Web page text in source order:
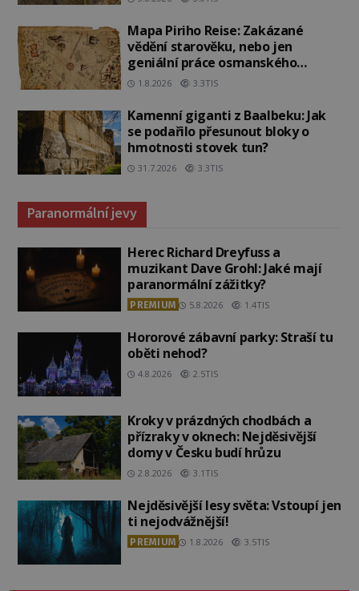
Mapa Piriho Reise: Zakázané
vědění starověku, nebo jen
geniální práce osmanského
admirála?
1.8.2026 3.3TIS
Kamenní giganti z Baalbeku: Jak
se podařilo přesunout bloky o
hmotnosti stovek tun?
31.7.2026 3.3TIS
Paranormální jevy
Herec Richard Dreyfuss a
muzikant Dave Grohl: Jaké mají
paranormální zážitky?
PREMIUM 5.8.2026 1.4TIS
Hororové zábavní parky: Straší tu
oběti nehod?
4.8.2026 2.5TIS
Kroky v prázdných chodbách a
přízraky v oknech: Nejděsivější
domy v Česku budí hrůzu
2.8.2026 3.1TIS
Nejděsivější lesy světa: Vstoupí jen
ti nejodvážnější!
PREMIUM 1.8.2026 3.5TIS